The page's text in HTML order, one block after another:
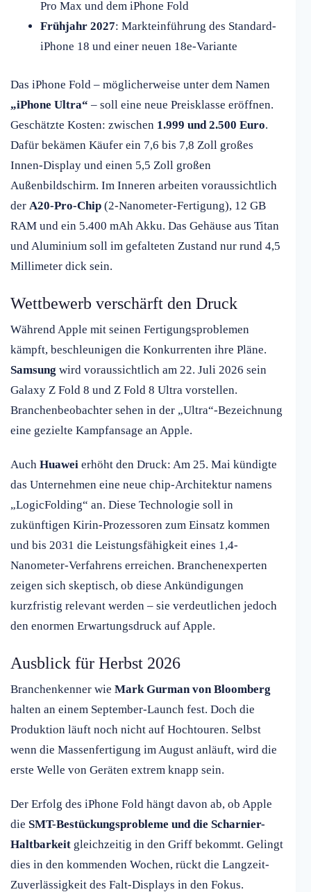
Pro Max und dem iPhone Fold
Frühjahr 2027: Markteinführung des Standard-
iPhone 18 und einer neuen 18e-Variante
Das iPhone Fold – möglicherweise unter dem Namen
„iPhone Ultra“ – soll eine neue Preisklasse eröffnen.
Geschätzte Kosten: zwischen 1.999 und 2.500 Euro.
Dafür bekämen Käufer ein 7,6 bis 7,8 Zoll großes
Innen-Display und einen 5,5 Zoll großen
Außenbildschirm. Im Inneren arbeiten voraussichtlich
der A20-Pro-Chip (2-Nanometer-Fertigung), 12 GB
RAM und ein 5.400 mAh Akku. Das Gehäuse aus Titan
und Aluminium soll im gefalteten Zustand nur rund 4,5
Millimeter dick sein.
Wettbewerb verschärft den Druck
Während Apple mit seinen Fertigungsproblemen
kämpft, beschleunigen die Konkurrenten ihre Pläne.
Samsung wird voraussichtlich am 22. Juli 2026 sein
Galaxy Z Fold 8 und Z Fold 8 Ultra vorstellen.
Branchenbeobachter sehen in der „Ultra“-Bezeichnung
eine gezielte Kampfansage an Apple.
Auch Huawei erhöht den Druck: Am 25. Mai kündigte
das Unternehmen eine neue chip-Architektur namens
„LogicFolding“ an. Diese Technologie soll in
zukünftigen Kirin-Prozessoren zum Einsatz kommen
und bis 2031 die Leistungsfähigkeit eines 1,4-
Nanometer-Verfahrens erreichen. Branchenexperten
zeigen sich skeptisch, ob diese Ankündigungen
kurzfristig relevant werden – sie verdeutlichen jedoch
den enormen Erwartungsdruck auf Apple.
Ausblick für Herbst 2026
Branchenkenner wie Mark Gurman von Bloomberg
halten an einem September-Launch fest. Doch die
Produktion läuft noch nicht auf Hochtouren. Selbst
wenn die Massenfertigung im August anläuft, wird die
erste Welle von Geräten extrem knapp sein.
Der Erfolg des iPhone Fold hängt davon ab, ob Apple
die SMT-Bestückungsprobleme und die Scharnier-
Haltbarkeit gleichzeitig in den Griff bekommt. Gelingt
dies in den kommenden Wochen, rückt die Langzeit-
Zuverlässigkeit des Falt-Displays in den Fokus.